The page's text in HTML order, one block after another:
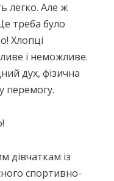
легко. Але ж
треба було
Хлопці
і неможливе.
дух, фізична
перемогу.
дівчаткам із
спортивно-